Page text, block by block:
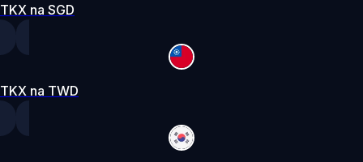
TKX na SGD
TKX na TWD